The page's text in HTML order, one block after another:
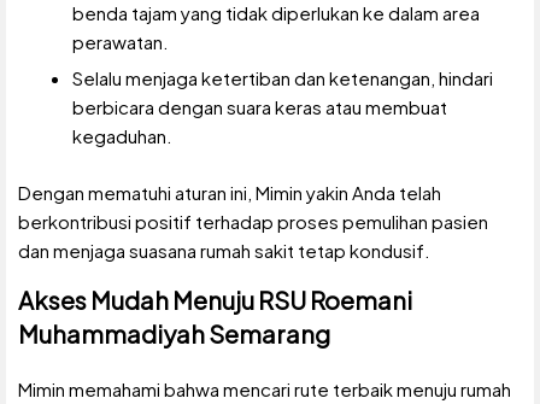
benda tajam yang tidak diperlukan ke dalam area
perawatan.
Selalu menjaga ketertiban dan ketenangan, hindari
berbicara dengan suara keras atau membuat
kegaduhan.
Dengan mematuhi aturan ini, Mimin yakin Anda telah
berkontribusi positif terhadap proses pemulihan pasien
dan menjaga suasana rumah sakit tetap kondusif.
Akses Mudah Menuju RSU Roemani
Muhammadiyah Semarang
Mimin memahami bahwa mencari rute terbaik menuju rumah